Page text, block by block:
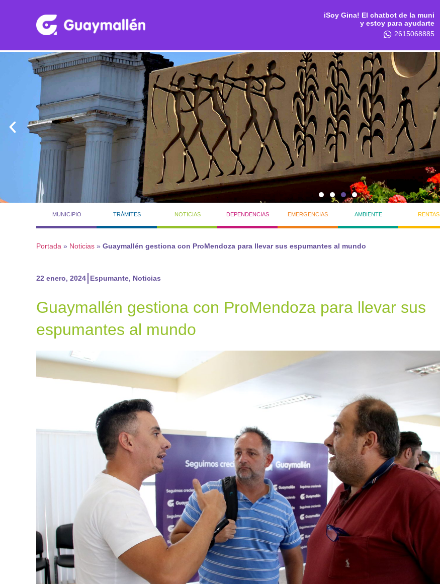
iSoy Gina! El chatbot de la muni
y estoy para ayudarte
2615068885
MUNICIPIO TRÁMITES NOTICIAS DEPENDENCIAS EMERGENCIAS AMBIENTE RENTAS
Portada » Noticias » Guaymallén gestiona con ProMendoza para llevar sus espumantes al mundo
22 enero, 2024 Espumante, Noticias
Guaymallén gestiona con ProMendoza para llevar sus
espumantes al mundo